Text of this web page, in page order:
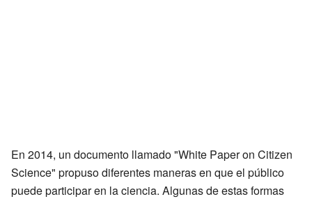
En 2014, un documento llamado "White Paper on Citizen
Science" propuso diferentes maneras en que el público
puede participar en la ciencia. Algunas de estas formas